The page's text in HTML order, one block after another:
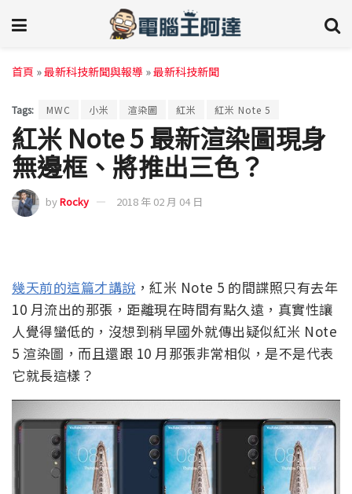
首頁 »最新科技新聞與報導 »最新科技新聞
Tags: MWC 小米 渲染圖 紅米 紅米 Note 5
紅米 Note 5 最新渲染圖現身
無邊框、將推出三色？
byRocky 2018 年 02 月 04 日
幾天前的這篇才講說 ，紅米 Note 5 的間諜照只有去年
10 月流出的那張，距離現在時間有點久遠，真實性讓
人覺得蠻低的，沒想到稍早國外就傳出疑似紅米 Note
5 渲染圖，而且還跟 10 月那張非常相似，是不是代表
它就長這樣？